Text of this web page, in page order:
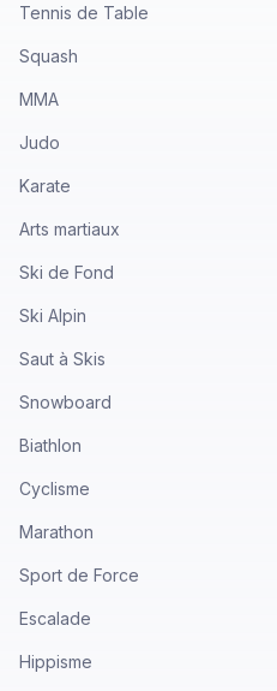
Tennis de Table
Squash
MMA
Judo
Karate
Arts martiaux
Ski de Fond
Ski Alpin
Saut à Skis
Snowboard
Biathlon
Cyclisme
Marathon
Sport de Force
Escalade
Hippisme